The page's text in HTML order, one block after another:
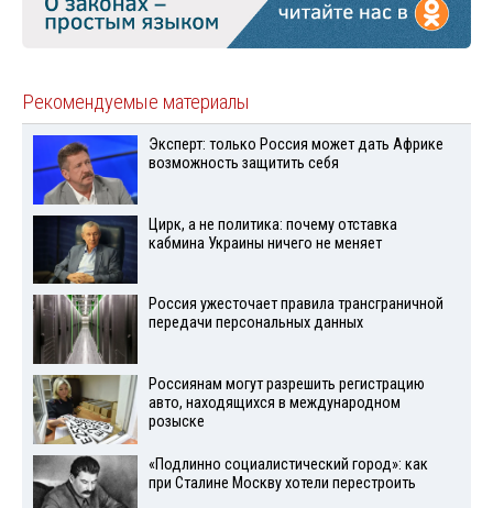
Рекомендуемые материалы
Эксперт: только Россия может дать Африке
возможность защитить себя
Цирк, а не политика: почему отставка
кабмина Украины ничего не меняет
Россия ужесточает правила трансграничной
передачи персональных данных
Россиянам могут разрешить регистрацию
авто, находящихся в международном
розыске
«Подлинно социалистический город»: как
при Сталине Москву хотели перестроить